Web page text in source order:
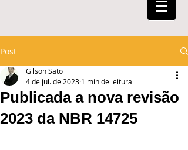
Post
Publicada a nova revisão
2023 da NBR 14725
Gilson Sato
4 de jul. de 2023 1 min de leitura